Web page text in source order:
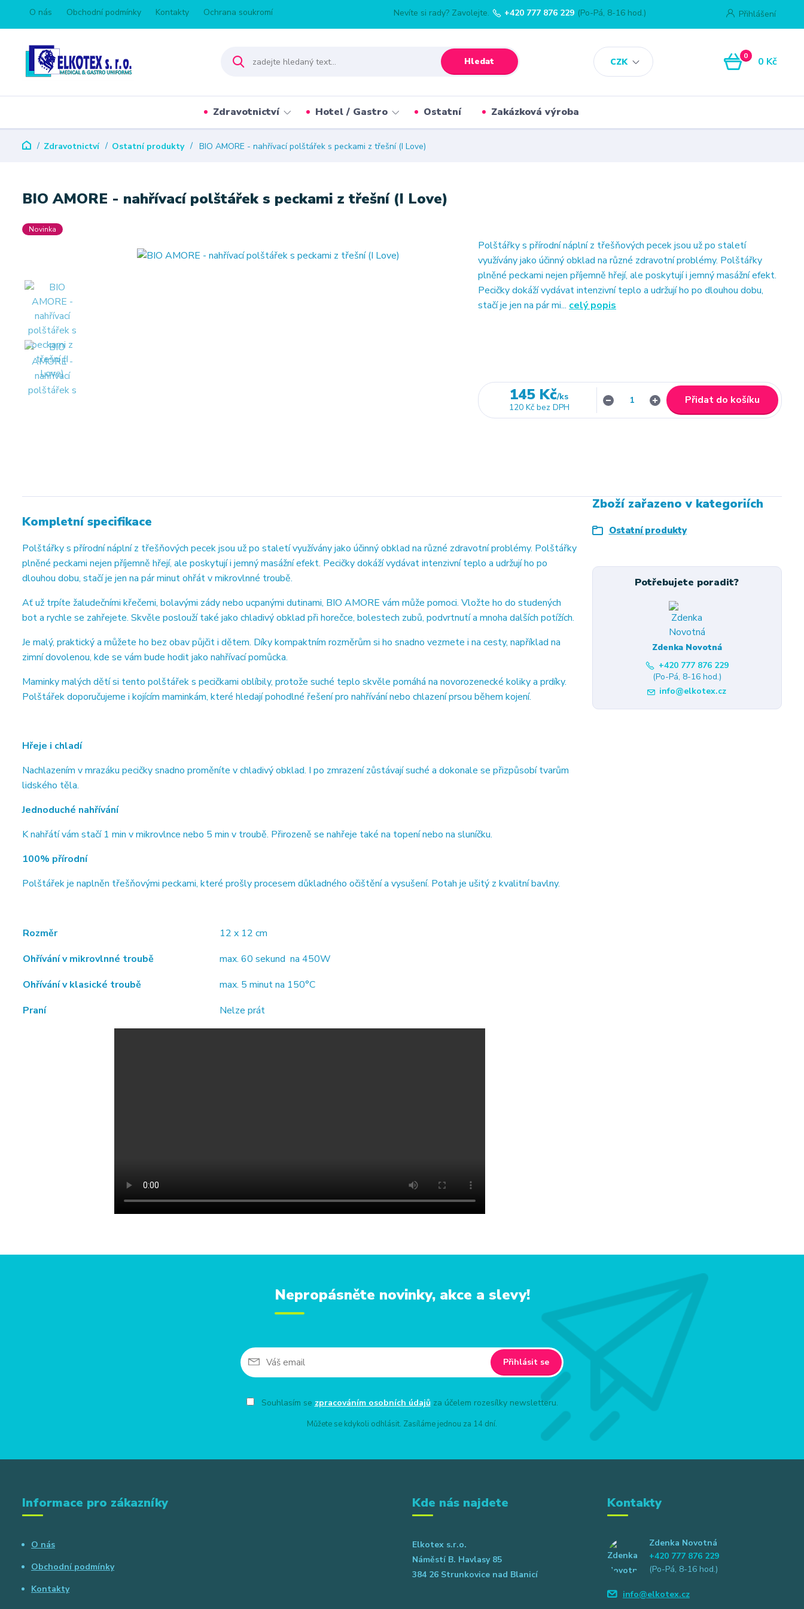
O nás Obchodní podmínky Kontakty Ochrana soukromí
CZK
Přihlášení
Hledat
Nevíte si rady? Zavolejte. +420 777 876 229 (Po-Pá, 8-16 hod.)
0 0 Kč
Zdravotnictví Hotel / Gastro Ostatní Zakázková výroba
Zdravotnictví Ostatní produkty BIO AMORE - nahřívací polštářek s peckami z třešní (I Love)
BIO AMORE - nahřívací polštářek s peckami z třešní (I Love)
Novinka
Polštářky s přírodní náplní z třešňových pecek jsou už po staletí
využívány jako účinný obklad na různé zdravotní problémy. Polštářky
plněné peckami nejen příjemně hřejí, ale poskytují i jemný masážní efekt.
Pecičky dokáží vydávat intenzivní teplo a udržují ho po dlouhou dobu,
stačí je jen na pár mi... celý popis
145 Kč/ks
120 Kč bez DPH
Přidat do košíku
Kompletní specifikace
Polštářky s přírodní náplní z třešňových pecek jsou už po staletí využívány jako účinný obklad na různé zdravotní problémy. Polštářky
plněné peckami nejen příjemně hřejí, ale poskytují i jemný masážní efekt. Pecičky dokáží vydávat intenzivní teplo a udržují ho po
dlouhou dobu, stačí je jen na pár minut ohřát v mikrovlnné troubě.
Ať už trpíte žaludečními křečemi, bolavými zády nebo ucpanými dutinami, BIO AMORE vám může pomoci. Vložte ho do studených
bot a rychle se zahřejete. Skvěle poslouží také jako chladivý obklad při horečce, bolestech zubů, podvrtnutí a mnoha dalších potížích.
Je malý, praktický a můžete ho bez obav půjčit i dětem. Díky kompaktním rozměrům si ho snadno vezmete i na cesty, například na
zimní dovolenou, kde se vám bude hodit jako nahřívací pomůcka.
Maminky malých dětí si tento polštářek s pecičkami oblíbily, protože suché teplo skvěle pomáhá na novorozenecké koliky a prdíky.
Polštářek doporučujeme i kojícím maminkám, které hledají pohodlné řešení pro nahřívání nebo chlazení prsou během kojení.
Hřeje i chladí
Nachlazením v mrazáku pecičky snadno proměníte v chladivý obklad. I po zmrazení zůstávají suché a dokonale se přizpůsobí tvarům
lidského těla.
Jednoduché nahřívání
K nahřátí vám stačí 1 min v mikrovlnce nebo 5 min v troubě. Přirozeně se nahřeje také na topení nebo na sluníčku.
100% přírodní
Polštářek je naplněn třešňovými peckami, které prošly procesem důkladného očištění a vysušení. Potah je ušitý z kvalitní bavlny.
Rozměr
12 x 12 cm
Ohřívání v mikrovlnné troubě
max. 60 sekund na 450W
Ohřívání v klasické troubě
max. 5 minut na 150°C
Praní
Nelze prát
Zboží zařazeno v kategoriích
Ostatní produkty
Potřebujete poradit?
Zdenka Novotná
+420 777 876 229
(Po-Pá, 8-16 hod.)
info@elkotex.cz
Nepropásněte novinky, akce a slevy!
Přihlásit se
Souhlasím se zpracováním osobních údajůza účelem rozesílky newsletteru.
Můžete se kdykoli odhlásit. Zasíláme jednou za 14 dní.
Informace pro zákazníky
O nás
Obchodní podmínky
Kontakty
Kde nás najdete
Elkotex s.r.o.
Náměstí B. Havlasy 85
384 26 Strunkovice nad Blanicí
Kontakty
Zdenka Novotná
+420 777 876 229
(Po-Pá, 8-16 hod.)
info@elkotex.cz